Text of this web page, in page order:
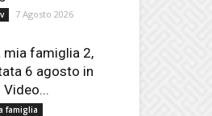
7 Agosto 2026
mia famiglia 2,
6 agosto in
famiglia